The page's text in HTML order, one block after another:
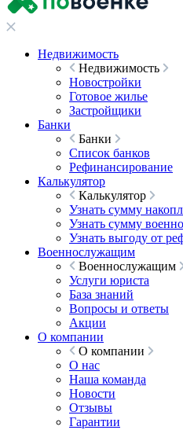
Недвижимость
Недвижимость
Новостройки
Готовое жилье
Застройщики
Банки
Банки
Список банков
Рефинансирование
Калькулятор
Калькулятор
Узнать сумму
Узнать сумму
Узнать выгоду от
Военнослужащим
Военнослужащим
Услуги юриста
База знаний
Вопросы и ответы
Акции
О компании
О компании
О нас
Наша команда
Новости
Отзывы
Гарантии